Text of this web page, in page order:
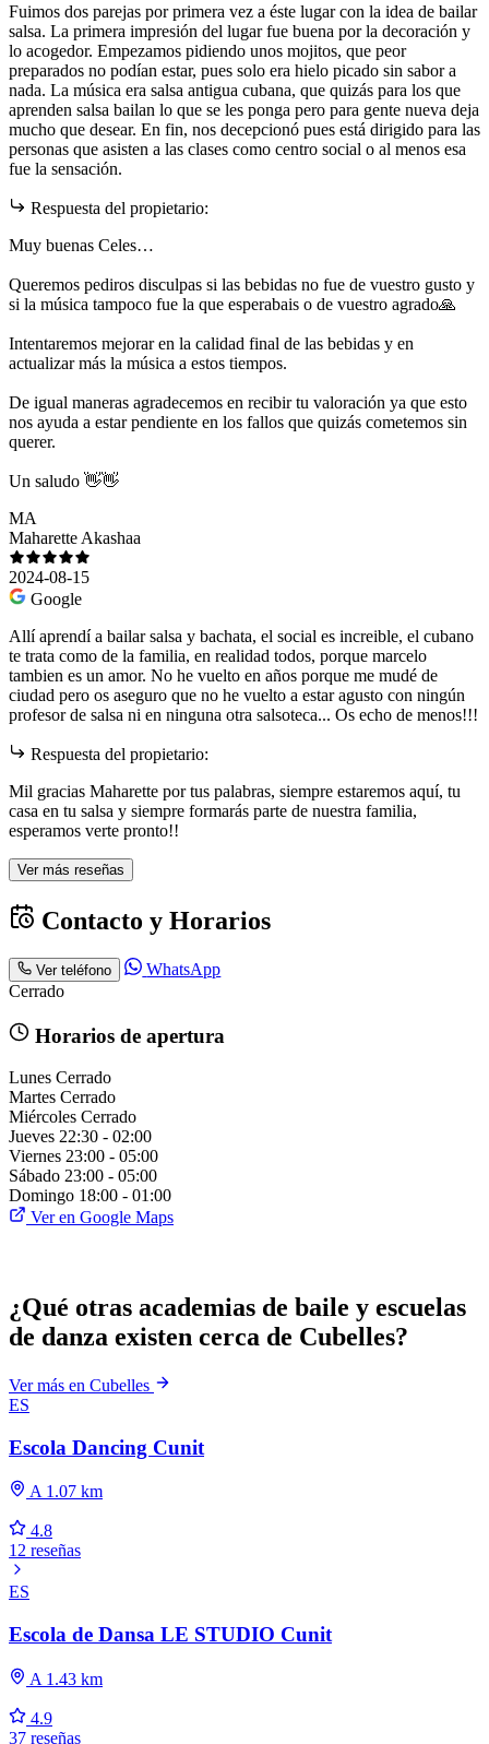
Fuimos dos parejas por primera vez a éste lugar con la idea de bailar
salsa. La primera impresión del lugar fue buena por la decoración y
lo acogedor. Empezamos pidiendo unos mojitos, que peor
preparados no podían estar, pues solo era hielo picado sin sabor a
nada. La música era salsa antigua cubana, que quizás para los que
aprenden salsa bailan lo que se les ponga pero para gente nueva deja
mucho que desear. En fin, nos decepcionó pues está dirigido para las
personas que asisten a las clases como centro social o al menos esa
fue la sensación.
Respuesta del propietario:
Muy buenas Celes…
Queremos pediros disculpas si las bebidas no fue de vuestro gusto y
si la música tampoco fue la que esperabais o de vuestro agrado🙏
Intentaremos mejorar en la calidad final de las bebidas y en
actualizar más la música a estos tiempos.
De igual maneras agradecemos en recibir tu valoración ya que esto
nos ayuda a estar pendiente en los fallos que quizás cometemos sin
querer.
Un saludo 👋👋
MA
Maharette Akashaa
2024-08-15
Google
Allí aprendí a bailar salsa y bachata, el social es increible, el cubano
te trata como de la familia, en realidad todos, porque marcelo
tambien es un amor. No he vuelto en años porque me mudé de
ciudad pero os aseguro que no he vuelto a estar agusto con ningún
profesor de salsa ni en ninguna otra salsoteca... Os echo de menos!!!
Respuesta del propietario:
Mil gracias Maharette por tus palabras, siempre estaremos aquí, tu
casa en tu salsa y siempre formarás parte de nuestra familia,
esperamos verte pronto!!
Ver más reseñas
Contacto y Horarios
Ver teléfono
WhatsApp
Cerrado
Horarios de apertura
Lunes Cerrado
Martes Cerrado
Miércoles Cerrado
Jueves 22:30 - 02:00
Viernes 23:00 - 05:00
Sábado 23:00 - 05:00
Domingo 18:00 - 01:00
Ver en Google Maps
¿Qué otras academias de baile y escuelas
de danza existen cerca de Cubelles?
Ver más en Cubelles
ES
Escola Dancing Cunit
A 1.07 km
4.8
12 reseñas
ES
Escola de Dansa LE STUDIO Cunit
A 1.43 km
4.9
37 reseñas